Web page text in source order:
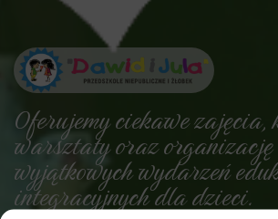
Oferujemy ciekawe
warsztaty oraz organizację
wyjątkowych wydarzeń
integracyjnych dla dzieci.